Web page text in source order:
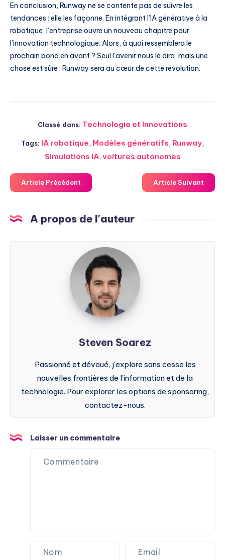
En conclusion, Runway ne se contente pas de suivre les
tendances : elle les façonne. En intégrant l’IA générative à la
robotique, l’entreprise ouvre un nouveau chapitre pour
l’innovation technologique. Alors, à quoi ressemblera le
prochain bond en avant ? Seul l’avenir nous le dira, mais une
chose est sûre : Runway sera au cœur de cette révolution.
Classé dans: Technologie et Innovations
Tags: IA robotique, Modèles génératifs, Runway,
Simulations IA, voitures autonomes
Article Précédent Article Suivant
A propos de l'auteur
Steven
Soarez
Steven Soarez
Passionné et dévoué, j'explore sans cesse les
nouvelles frontières de l'information et de la
technologie. Pour explorer les options de sponsoring,
contactez-nous.
Laisser un commentaire